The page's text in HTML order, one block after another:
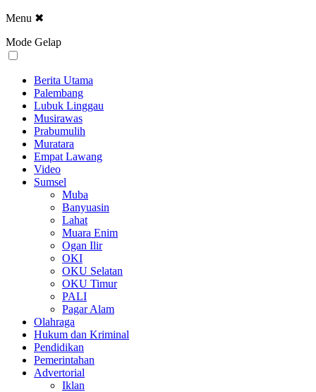
Menu ✖
Mode Gelap
Berita Utama
Palembang
Lubuk Linggau
Musirawas
Prabumulih
Muratara
Empat Lawang
Video
Sumsel
Muba
Banyuasin
Lahat
Muara Enim
Ogan Ilir
OKI
OKU Selatan
OKU Timur
PALI
Pagar Alam
Olahraga
Hukum dan Kriminal
Pendidikan
Pemerintahan
Advertorial
Iklan